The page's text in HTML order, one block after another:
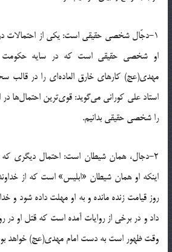
١-دجّال شخصى حقیقى است: یکى از احتمالات
او شخصى حقیقى است که در سایه حکومت
مهدى(عج) کارهاى خارق العاده‌اى را در قالب
استاد على کورانى مى‌گوید: قوى‌ترین احتمال‌ها
را شخصى حقیقى بدانیم.
٢-دجال، همان شیطان است: احتمال دیگرى که
اینکه او همان شیطان «ابلیس» است که از
روز قیامت زنده مانده و به او مهلت داده شود و
داد و در برخى از روایات آمده است که قتل او
وقت ظهور است به دست امام مهدى(عج) خواهد